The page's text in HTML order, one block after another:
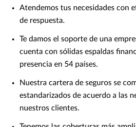
Atendemos tus necesidades con
de respuesta.
Te damos el soporte de una
cuenta con sólidas espaldas
presencia en 54 países.
Nuestra cartera de seguros se
estandarizados de acuerdo a las
nuestros clientes.